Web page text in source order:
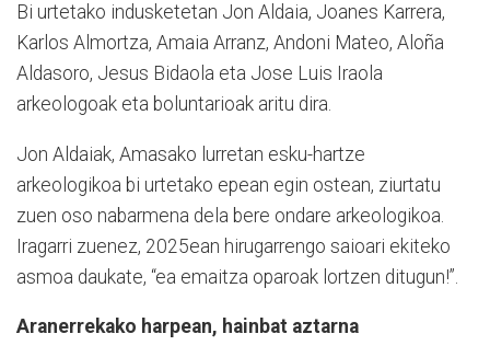
Bi urtetako indusketetan Jon Aldaia, Joanes Karrera,
Karlos Almortza, Amaia Arranz, Andoni Mateo, Aloña
Aldasoro, Jesus Bidaola eta Jose Luis Iraola
arkeologoak eta boluntarioak aritu dira.
Jon Aldaiak, Amasako lurretan esku-hartze
arkeologikoa bi urtetako epean egin ostean, ziurtatu
zuen oso nabarmena dela bere ondare arkeologikoa.
Iragarri zuenez, 2025ean hirugarrengo saioari ekiteko
asmoa daukate, “ea emaitza oparoak lortzen ditugun!”.
Aranerrekako harpean, hainbat aztarna